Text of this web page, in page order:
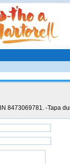
8473069781. -Tapa